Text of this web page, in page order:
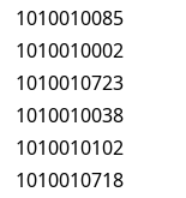
1010010085
1010010002
1010010723
1010010038
1010010102
1010010718